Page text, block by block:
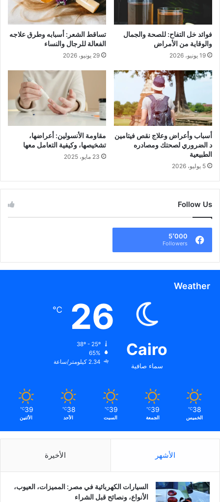
فوائد خل التفاح: للصحة والجمال
والوقاية من الأمراض
19 يونيو، 2026
تساقط الشعر: أسبابه وطرق علاجه
الفعالة للرجال والنساء
29 يونيو، 2026
أسباب وأعراض وعلاج نقص فيتامين
د الضروري لصحتك ومصادره
الطبيعية
5 يوليو، 2026
مقاومة الأنسولين: أعراضها،
تشخيصها، وكيفية التعامل معها
23 مايو، 2025
Follow Us
5٬000
Followers
Weather
Cairo
سماء صافية
26
℃
65%
2.34 كيلومتر/ساعة
38
℃
الخميس
39
℃
الجمعة
39
℃
السبت
38
℃
الأحد
39
℃
الأثنين
الأشهر الأخيرة
السيارات الكهربائية في مصر: المميزات، العيوب،
الأنواع، ونصائح قبل الشراء